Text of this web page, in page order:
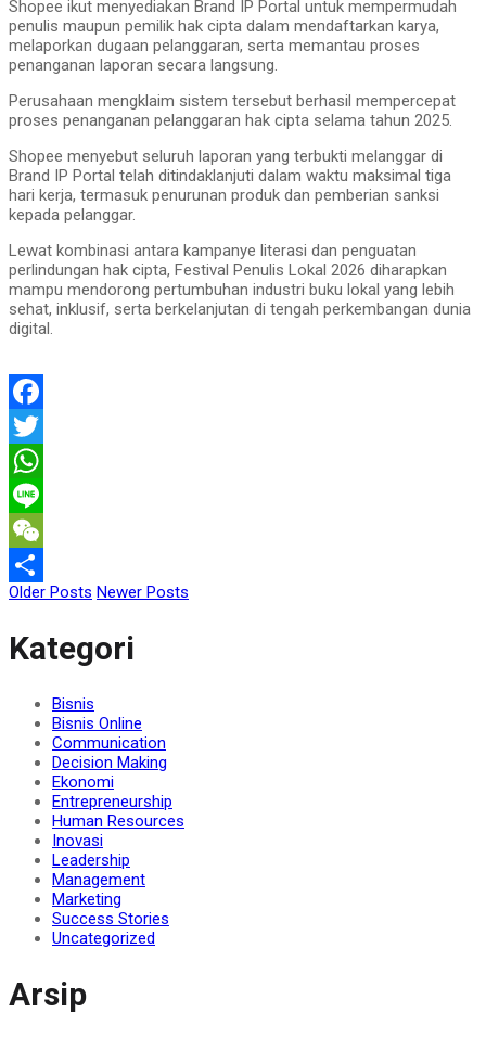
Shopee ikut menyediakan Brand IP Portal untuk mempermudah
penulis maupun pemilik hak cipta dalam mendaftarkan karya,
melaporkan dugaan pelanggaran, serta memantau proses
penanganan laporan secara langsung.
Perusahaan mengklaim sistem tersebut berhasil mempercepat
proses penanganan pelanggaran hak cipta selama tahun 2025.
Shopee menyebut seluruh laporan yang terbukti melanggar di
Brand IP Portal telah ditindaklanjuti dalam waktu maksimal tiga
hari kerja, termasuk penurunan produk dan pemberian sanksi
kepada pelanggar.
Lewat kombinasi antara kampanye literasi dan penguatan
perlindungan hak cipta, Festival Penulis Lokal 2026 diharapkan
mampu mendorong pertumbuhan industri buku lokal yang lebih
sehat, inklusif, serta berkelanjutan di tengah perkembangan dunia
digital.
Facebook
Twitter
WhatsApp
Line
WeChat
Share
Older Posts Newer Posts
Kategori
Bisnis
Bisnis Online
Communication
Decision Making
Ekonomi
Entrepreneurship
Human Resources
Inovasi
Leadership
Management
Marketing
Success Stories
Uncategorized
Arsip